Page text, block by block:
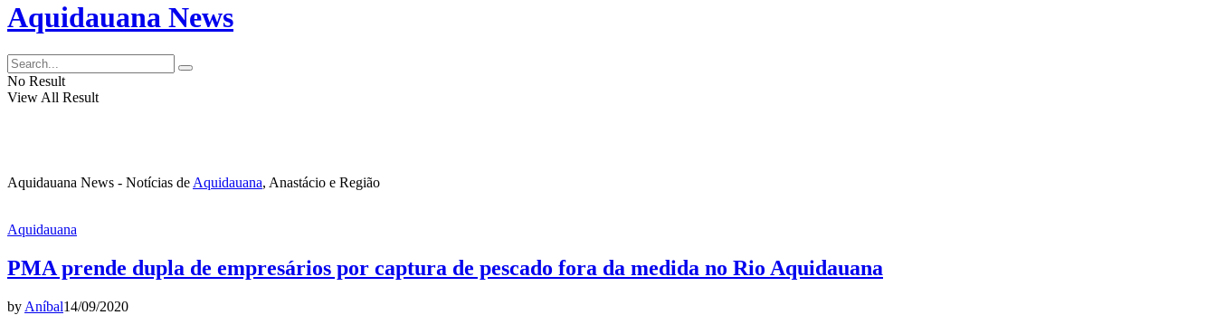
Aquidauana News
No Result
View All Result
Aquidauana News - Notícias de Aquidauana, Anastácio e Região
Aquidauana
PMA prende dupla de empresários por captura de pescado fora da medida no Rio Aquidauana
by Aníbal14/09/2020